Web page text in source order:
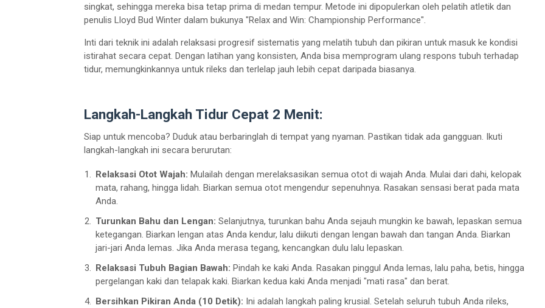
singkat, sehingga mereka bisa tetap prima di medan tempur. Metode ini dipopulerkan oleh pelatih atletik dan
penulis Lloyd Bud Winter dalam bukunya "Relax and Win: Championship Performance".
Inti dari teknik ini adalah relaksasi progresif sistematis yang melatih tubuh dan pikiran untuk masuk ke kondisi
istirahat secara cepat. Dengan latihan yang konsisten, Anda bisa memprogram ulang respons tubuh terhadap
tidur, memungkinkannya untuk rileks dan terlelap jauh lebih cepat daripada biasanya.
Langkah-Langkah Tidur Cepat 2 Menit:
Siap untuk mencoba? Duduk atau berbaringlah di tempat yang nyaman. Pastikan tidak ada gangguan. Ikuti
langkah-langkah ini secara berurutan:
Relaksasi Otot Wajah: Mulailah dengan merelaksasikan semua otot di wajah Anda. Mulai dari dahi, kelopak
mata, rahang, hingga lidah. Biarkan semua otot mengendur sepenuhnya. Rasakan sensasi berat pada mata
Anda.
Turunkan Bahu dan Lengan: Selanjutnya, turunkan bahu Anda sejauh mungkin ke bawah, lepaskan semua
ketegangan. Biarkan lengan atas Anda kendur, lalu diikuti dengan lengan bawah dan tangan Anda. Biarkan
jari-jari Anda lemas. Jika Anda merasa tegang, kencangkan dulu lalu lepaskan.
Relaksasi Tubuh Bagian Bawah: Pindah ke kaki Anda. Rasakan pinggul Anda lemas, lalu paha, betis, hingga
pergelangan kaki dan telapak kaki. Biarkan kedua kaki Anda menjadi "mati rasa" dan berat.
Bersihkan Pikiran Anda (10 Detik): Ini adalah langkah paling krusial. Setelah seluruh tubuh Anda rileks,